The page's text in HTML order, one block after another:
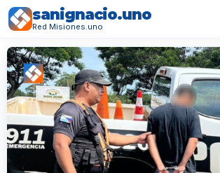
sanignacio.uno
Red Misiones.uno